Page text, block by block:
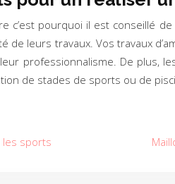
c’est pourquoi il est conseillé
de leurs travaux. Vos travaux
professionnalisme. De
de stades de sports ou de
les sports